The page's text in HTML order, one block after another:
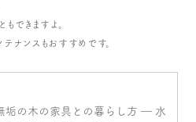
できますよ。
ナンスもおすすめです。